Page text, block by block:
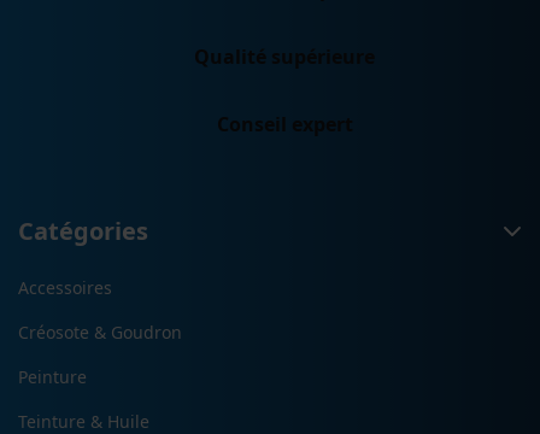
Qualité supérieure
Conseil expert
Catégories
Accessoires
Créosote & Goudron
Peinture
Teinture & Huile